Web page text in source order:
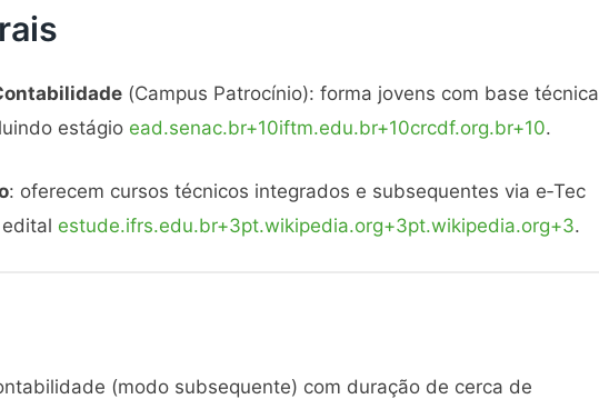
(Campus Patrocínio): forma jovens com base técnica
estágio ead.senac.br+10iftm.edu.br+10crcdf.org.br+10.
: oferecem cursos técnicos integrados e subsequentes via e‑Tec
estude.ifrs.edu.br+3pt.wikipedia.org+3pt.wikipedia.org+3.
(modo subsequente) com duração de cerca de